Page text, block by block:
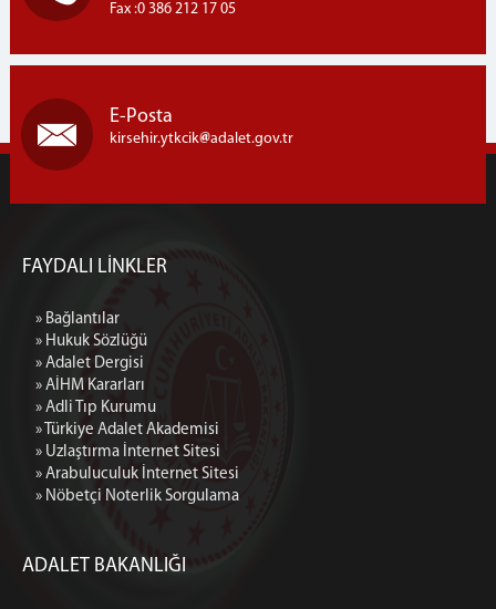
Fax :0 386 212 17 05
E-Posta
kirsehir.ytkcik adalet.gov.tr
FAYDALI LİNKLER
» Bağlantılar
» Hukuk Sözlüğü
» Adalet Dergisi
» AİHM Kararları
» Adli Tıp Kurumu
» Türkiye Adalet Akademisi
» Uzlaştırma İnternet Sitesi
» Arabuluculuk İnternet Sitesi
» Nöbetçi Noterlik Sorgulama
ADALET BAKANLIĞI